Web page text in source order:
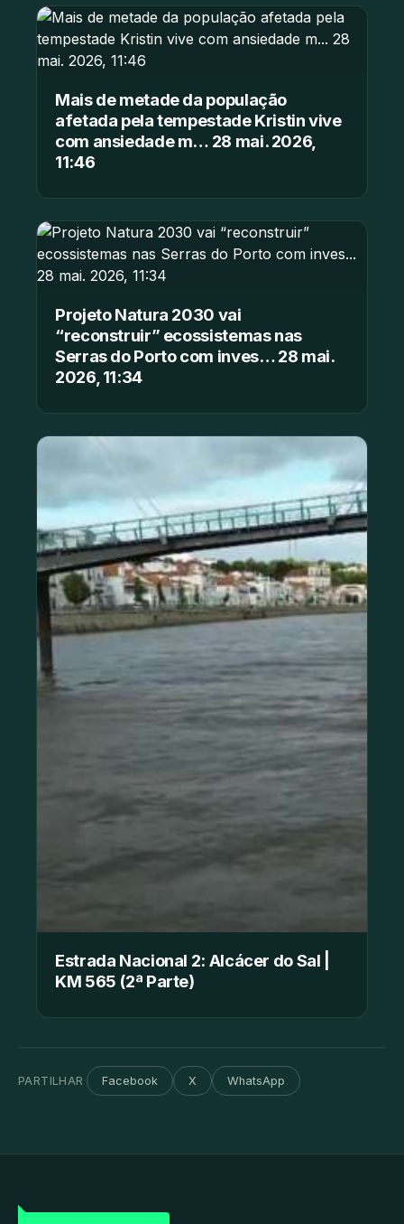
Mais de metade da população
afetada pela tempestade Kristin vive
com ansiedade m… 28 mai. 2026,
11:46
Projeto Natura 2030 vai
“reconstruir” ecossistemas nas
Serras do Porto com inves… 28 mai.
2026, 11:34
Estrada Nacional 2: Alcácer do Sal |
KM 565 (2ª Parte)
PARTILHAR Facebook X WhatsApp